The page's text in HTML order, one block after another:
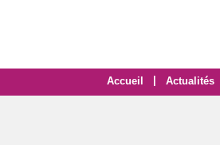
Accueil Actualités